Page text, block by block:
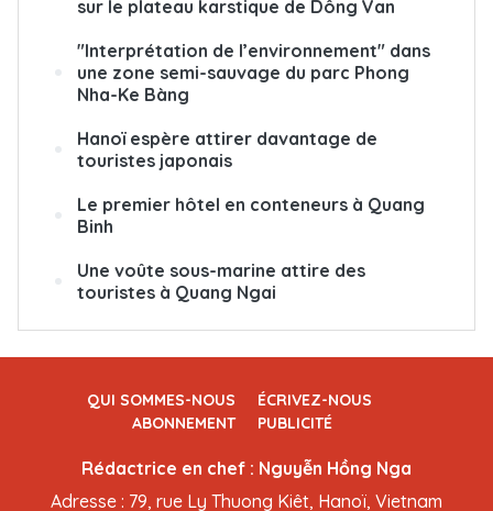
sur le plateau karstique de Dông Van
"Interprétation de l’environnement" dans
une zone semi-sauvage du parc Phong
Nha-Ke Bàng
Hanoï espère attirer davantage de
touristes japonais
Le premier hôtel en conteneurs à Quang
Binh
Une voûte sous-marine attire des
touristes à Quang Ngai
QUI SOMMES-NOUS
ÉCRIVEZ-NOUS
ABONNEMENT
PUBLICITÉ
Rédactrice en chef : Nguyễn Hồng Nga
Adresse : 79, rue Ly Thuong Kiêt, Hanoï, Vietnam